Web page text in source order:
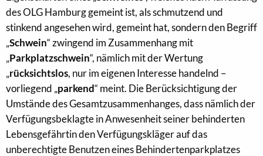
des OLG Hamburg gemeint ist, als schmutzend und
stinkend angesehen wird, gemeint hat, sondern den Begriff
„Schwein“ zwingend im Zusammenhang mit
„Parkplatzschwein“, nämlich mit der Wertung
„rücksichtslos, nur im eigenen Interesse handelnd –
vorliegend „parkend“ meint. Die Berücksichtigung der
Umstände des Gesamtzusammenhanges, dass nämlich der
Verfügungsbeklagte in Anwesenheit seiner behinderten
Lebensgefährtin den Verfügungskläger auf das
unberechtigte Benutzen eines Behindertenparkplatzes